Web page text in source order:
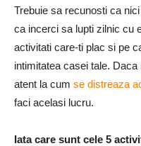
Trebuie sa recunosti ca
ca incerci sa lupti zilnic cu
activitati care-ti plac si pe
intimitatea casei tale.
atent la cum se distreaza
faci acelasi lucru.
Iata care sunt cele 5